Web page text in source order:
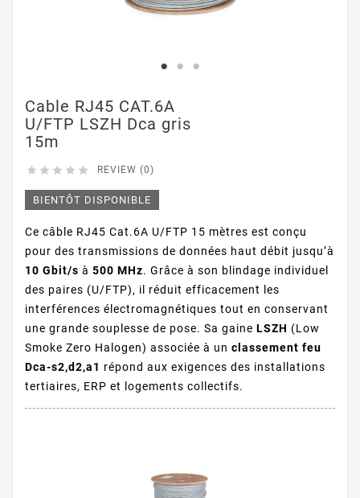
Cable RJ45 CAT.6A
U/FTP LSZH Dca gris
15m
     REVIEW (0)
BIENTÔT DISPONIBLE
Ce câble RJ45 Cat.6A U/FTP 15 mètres est conçu
pour des transmissions de données haut débit jusqu’à
10 Gbit/s à 500 MHz. Grâce à son blindage individuel
des paires (U/FTP), il réduit efficacement les
interférences électromagnétiques tout en conservant
une grande souplesse de pose. Sa gaine LSZH (Low
Smoke Zero Halogen) associée à un classement feu
Dca-s2,d2,a1 répond aux exigences des installations
tertiaires, ERP et logements collectifs.